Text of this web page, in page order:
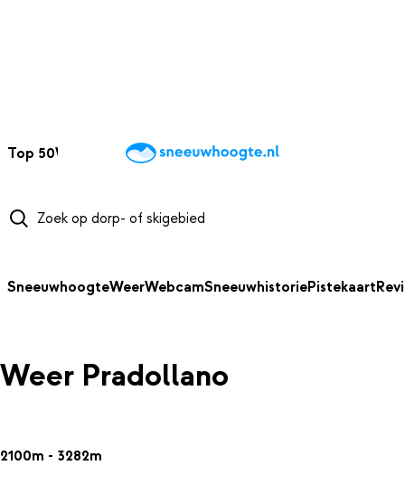
Top 50Webcams WintersportweerKaarten
SneeuwhoogteWeerWebcamSneeuwhistoriePistekaart
Weer Pradollano
2100m - 3282m